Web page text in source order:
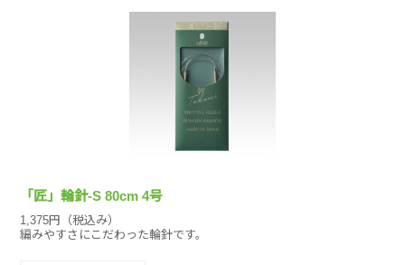
「匠」輪針-S 80cm 4号
1,375円（税込み）
編みやすさにこだわった輪針です。